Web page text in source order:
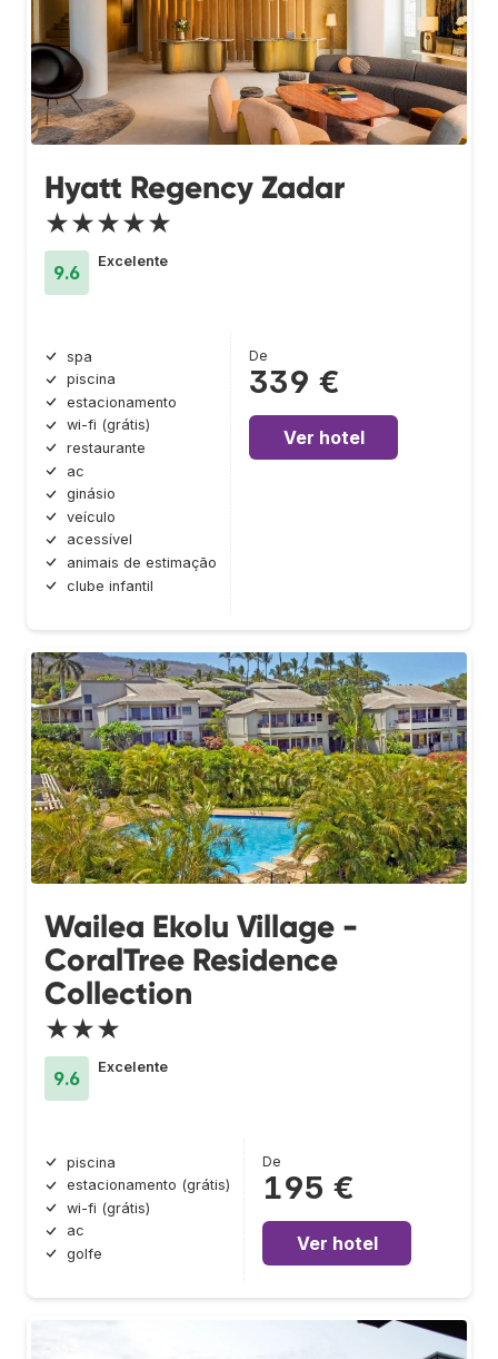
Hyatt Regency Zadar
★★★★★
9.6
Excelente
spa
piscina
estacionamento
wi-fi (grátis)
restaurante
ac
ginásio
veículo
acessível
animais de estimação
clube infantil
De
339 €
Ver hotel
Wailea Ekolu Village -
CoralTree Residence
Collection
★★★
9.6
Excelente
piscina
estacionamento (grátis)
wi-fi (grátis)
ac
golfe
De
195 €
Ver hotel